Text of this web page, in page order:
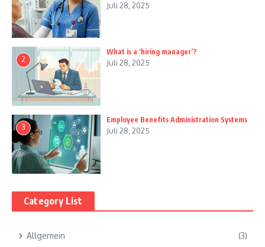
Juli 28, 2025
2
What is a ‘hiring manager’?
Juli 28, 2025
3
Employee Benefits Administration Systems
Juli 28, 2025
Category List
Allgemein (3)